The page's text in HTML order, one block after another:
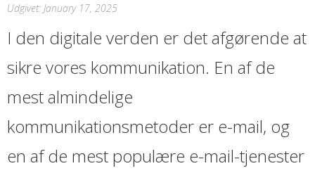
Udgivet: January 17, 2025
I den digitale verden er det afgørende at
sikre vores kommunikation. En af de
mest almindelige
kommunikationsmetoder er e-mail, og
en af de mest populære e-mail-tjenester